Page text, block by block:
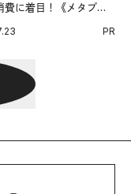
費に着目！《メタプラ
PR